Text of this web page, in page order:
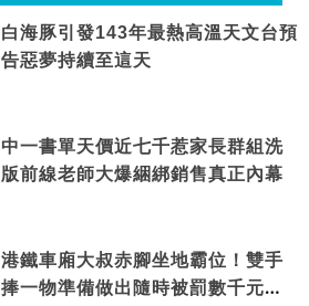
白海豚引發143年最熱高溫天文台預
告惡夢持續至這天
中一書單天價近七千惹家長群組洗
版前線老師大爆綑綁銷售真正內幕
港鐵車廂大叔赤腳坐地霸位！雙手
捧一物準備做出隨時被罰數千元舉